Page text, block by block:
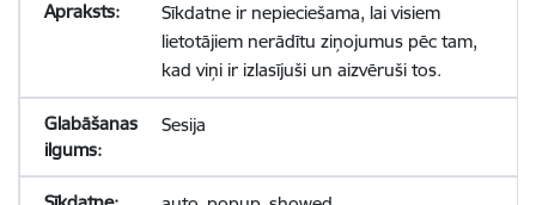
Sīkdatne ir nepieciešama, lai visiem
lietotājiem nerādītu ziņojumus pēc tam,
kad viņi ir izlasījuši un aizvēruši tos.
Sesija